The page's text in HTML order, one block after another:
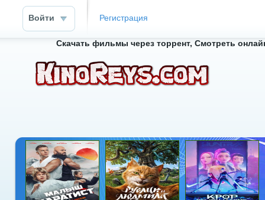
Войти Регистрация
Скачать фильмы через торрент, Смотреть